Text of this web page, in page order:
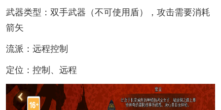
武器类型：双手武器（不可使用盾），攻击需要消耗
箭矢
流派：远程控制
定位：控制、远程